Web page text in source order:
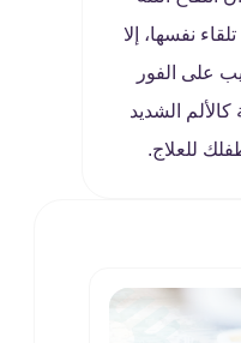
نفسها، إلا
على الفور
الشديد
للعلاج.